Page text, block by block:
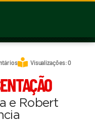
Visualizações: 0
e Robert